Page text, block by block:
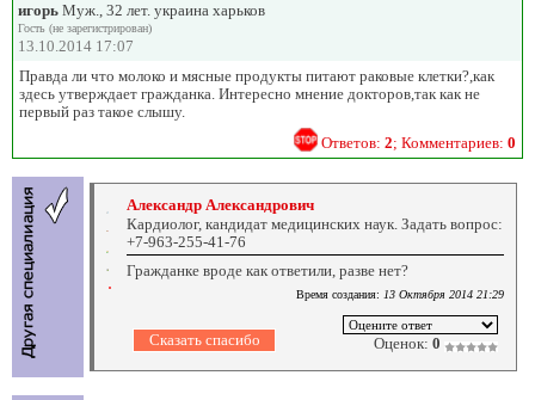
игорь Муж., 32 лет. украина харьков
Гость (не зарегистрирован)
13.10.2014 17:07
Правда ли что молоко и мясные продукты питают раковые клетки?,как
здесь утверждает гражданка. Интересно мнение докторов,так как не
первый раз такое слышу.
Ответов: 2; Комментариев: 0
Александр Александрович
Кардиолог, кандидат медицинских наук. Задать вопрос:
+7-963-255-41-76
Гражданке вроде как ответили, разве нет?
Время создания: 13 Октября 2014 21:29
Оценок: 0